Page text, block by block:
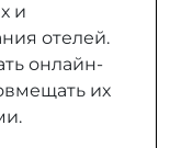
и
отелей.
онлайн-
их